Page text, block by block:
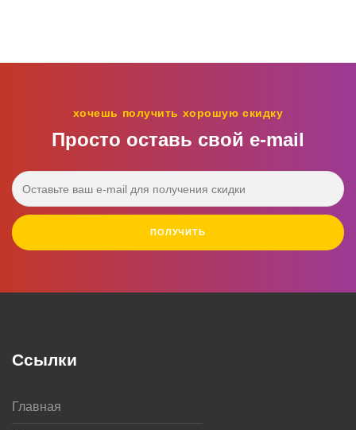
хочешь получить хорошую скидку
Просто оставь свой e‑mail
ПОЛУЧИТЬ
Ссылки
Главная